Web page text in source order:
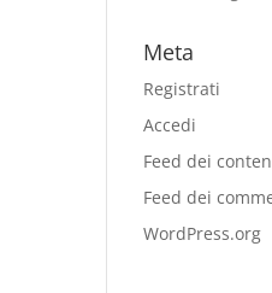
Meta
Registrati
Accedi
Feed dei
Feed dei
WordPress.org